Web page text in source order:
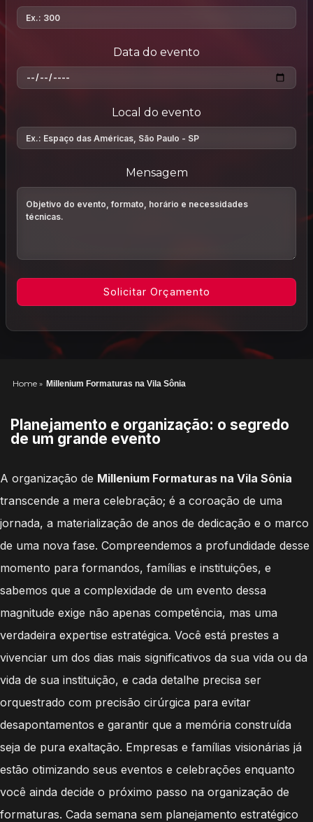
Data do evento
Local do evento
Mensagem
Home » Millenium Formaturas na Vila Sônia
Planejamento e organização: o segredo
de um grande evento
A organização de Millenium Formaturas na Vila Sônia
transcende a mera celebração; é a coroação de uma
jornada, a materialização de anos de dedicação e o marco
de uma nova fase. Compreendemos a profundidade desse
momento para formandos, famílias e instituições, e
sabemos que a complexidade de um evento dessa
magnitude exige não apenas competência, mas uma
verdadeira expertise estratégica. Você está prestes a
vivenciar um dos dias mais significativos da sua vida ou da
vida de sua instituição, e cada detalhe precisa ser
orquestrado com precisão cirúrgica para evitar
desapontamentos e garantir que a memória construída
seja de pura exaltação. Empresas e famílias visionárias já
estão otimizando seus eventos e celebrações enquanto
você ainda decide o próximo passo na organização de
formaturas. Cada semana sem planejamento estratégico